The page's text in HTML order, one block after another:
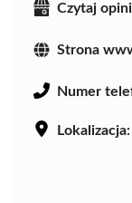
Czytaj
Strona
Numer
Lokalizacja: